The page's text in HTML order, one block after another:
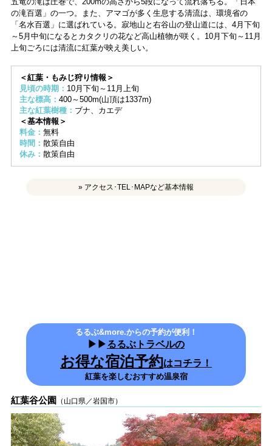
の滝百選」の一つ。また、アマゴが多く生息する清流は、環境省の
「名水百選」に選ばれている。寂地山と右谷山の登山道には、4月下旬
～5月中旬になるとカタクリの花など高山植物が咲く。10月下旬～11月
上旬ごろには清流に紅葉が映え美しい。
＜紅葉・もみじ狩り情報＞
見頃の時期： 10月下旬～11月上旬
主な標高： 400～500m(山頂は1337m)
主な紅葉樹種： ブナ、カエデ
＜基本情報＞
料金： 無料
時間： 散策自由
休み： 散策自由
» アクセス･TEL･MAPなど基本情報
るるぶ&more.からの予約が便利！
▶▶るるぶトラベルの
お得な宿泊予約はコチラ！
紅葉を楽しむおすすめ温泉宿
紅葉谷公園 （山口県／岩国市）